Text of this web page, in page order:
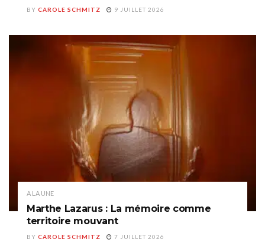
BY CAROLE SCHMITZ 9 JUILLET 2026
A LA UNE
Marthe Lazarus : La mémoire comme
territoire mouvant
BY CAROLE SCHMITZ 7 JUILLET 2026